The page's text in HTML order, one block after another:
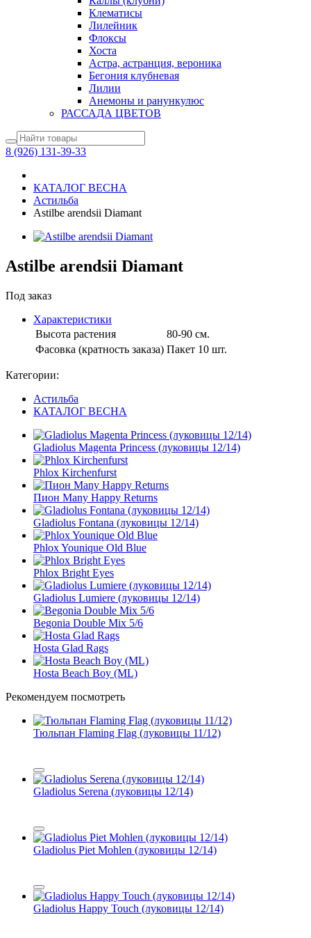
Клематисы
Лилейник
Флоксы
Хоста
Астра, астранция, вероника
Бегония клубневая
Лилии
Анемоны и ранункулюс
РАССАДА ЦВЕТОВ
8 (926) 131-39-33
КАТАЛОГ ВЕСНА
Астильба
Astilbe arendsii Diamant
Astilbe arendsii Diamant
Под заказ
Характеристики
Высота растения
80-90 см.
Фасовка (кратность заказа) Пакет 10 шт.
Категории:
Астильба
КАТАЛОГ ВЕСНА
Gladiolus Magenta Princess (луковицы 12/14)
Phlox Kirchenfurst
Пион Many Happy Returns
Gladiolus Fontana (луковицы 12/14)
Phlox Younique Old Blue
Phlox Bright Eyes
Gladiolus Lumiere (луковицы 12/14)
Begonia Double Mix 5/6
Hosta Glad Rags
Hosta Beach Boy (ML)
Рекомендуем посмотреть
Тюльпан Flaming Flag (луковицы 11/12)
Gladiolus Serena (луковицы 12/14)
Gladiolus Piet Mohlen (луковицы 12/14)
Gladiolus Happy Touch (луковицы 12/14)